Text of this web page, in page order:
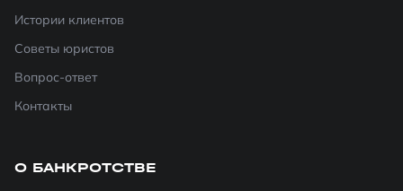
Истории клиентов
Советы юристов
Вопрос-ответ
Контакты
О БАНКРОТСТВЕ